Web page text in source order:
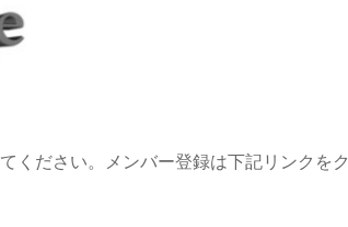
ください。メンバー登録は下記リンクをク